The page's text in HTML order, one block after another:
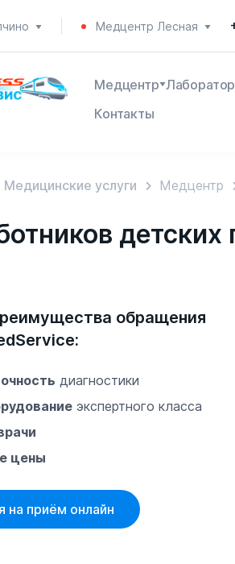
Медцентр Лесная
Медцентр
Контакты
Медицинские услуги Медцентр
обращения
диагностики
экспертного класса
цены
на приём онлайн